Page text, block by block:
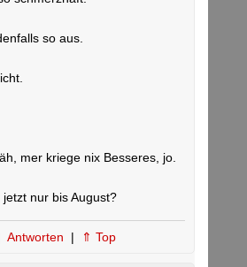
so aus.
mer kriege nix Besseres, jo.
nur bis August?
Antworten | ⇑ Top